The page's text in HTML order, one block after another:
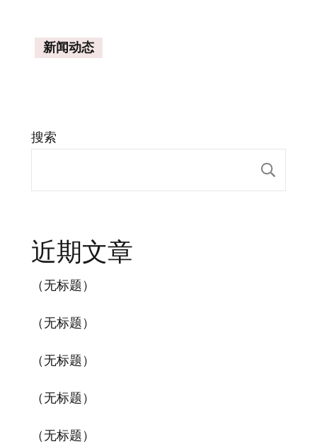
新闻动态
搜索
近期文章
（无标题）
（无标题）
（无标题）
（无标题）
（无标题）